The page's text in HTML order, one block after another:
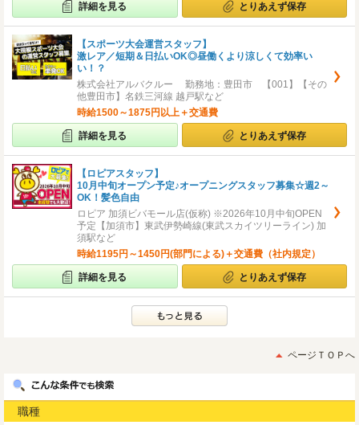
詳細を見る とりあえず保存
【スポーツ大会運営スタッフ】
激レア／短期＆日払いOK◎昼働くより涼しくて効率い
い！？
株式会社アルバクルー 勤務地：豊田市 【001】【その
他豊田市】名鉄三河線 越戸駅など
時給1500～1875円以上＋交通費
詳細を見る とりあえず保存
【ロピアスタッフ】
10月中旬オープン予定♪オープニングスタッフ募集☆週2～
OK！髪色自由
ロピア 加須ビバモール店(仮称) ※2026年10月中旬OPEN
予定【加須市】東武伊勢崎線(東武スカイツリーライン) 加
須駅など
時給1195円～1450円(部門による)＋交通費（社内規定）
詳細を見る とりあえず保存
ページＴＯＰへ
職種